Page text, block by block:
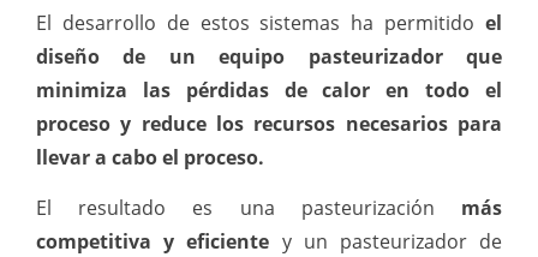
El desarrollo de estos sistemas ha permitido el
diseño de un equipo pasteurizador que
minimiza las pérdidas de calor en todo el
proceso y reduce los recursos necesarios para
llevar a cabo el proceso.
El resultado es una pasteurización más
competitiva y eficiente y un pasteurizador de